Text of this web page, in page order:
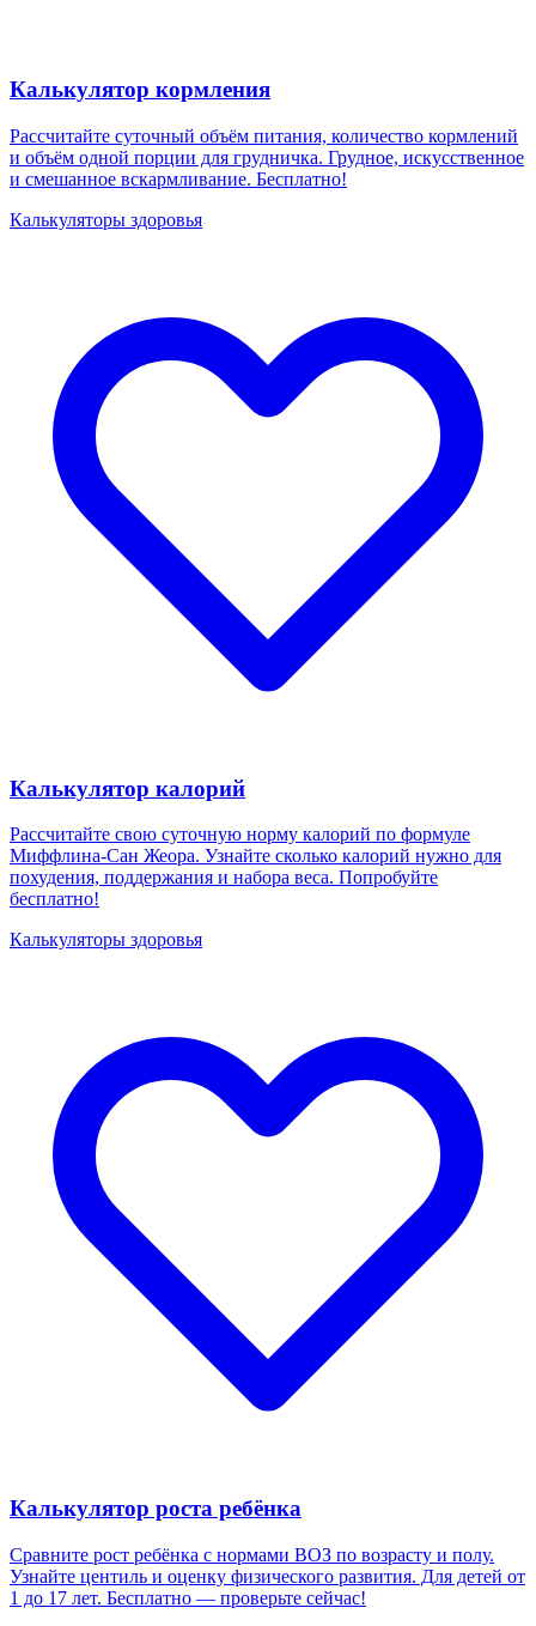
Калькулятор кормления
Рассчитайте суточный объём питания, количество кормлений
и объём одной порции для грудничка. Грудное, искусственное
и смешанное вскармливание. Бесплатно!
Калькуляторы здоровья
Калькулятор калорий
Рассчитайте свою суточную норму калорий по формуле
Миффлина-Сан Жеора. Узнайте сколько калорий нужно для
похудения, поддержания и набора веса. Попробуйте
бесплатно!
Калькуляторы здоровья
Калькулятор роста ребёнка
Сравните рост ребёнка с нормами ВОЗ по возрасту и полу.
Узнайте центиль и оценку физического развития. Для детей от
1 до 17 лет. Бесплатно — проверьте сейчас!